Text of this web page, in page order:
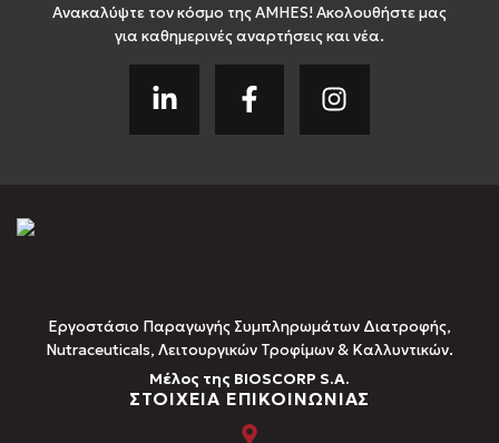
Ανακαλύψτε τον κόσμο της AMHES! Ακολουθήστε μας
για καθημερινές αναρτήσεις και νέα.
Εργοστάσιο Παραγωγής Συμπληρωμάτων Διατροφής,
Νutraceuticals, Λειτουργικών Τροφίμων & Καλλυντικών.
Μέλος της BIOSCORP S.A.
ΣΤΟΙΧΕΙΑ ΕΠΙΚΟΙΝΩΝΙΑΣ